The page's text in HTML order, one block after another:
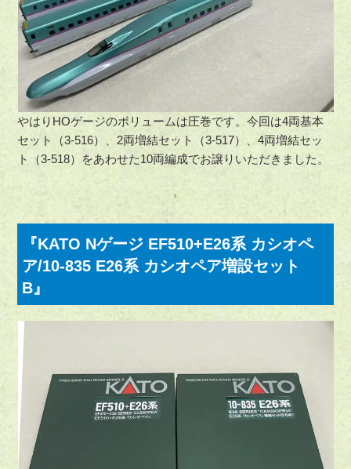
やはりHOゲージのボリュームは圧巻です。今回は4両基本
セット（3-516）、2両増結セット（3-517）、4両増結セッ
ト（3-518）をあわせた10両編成でお譲りいただきました。
『KATO Nゲージ EF510+E26系 カシオペ
ア/10-835 E26系 カシオペア増設セット
B』